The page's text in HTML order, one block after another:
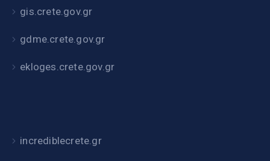
gis.crete.gov.gr
gdme.crete.gov.gr
ekloges.crete.gov.gr
incrediblecrete.gr